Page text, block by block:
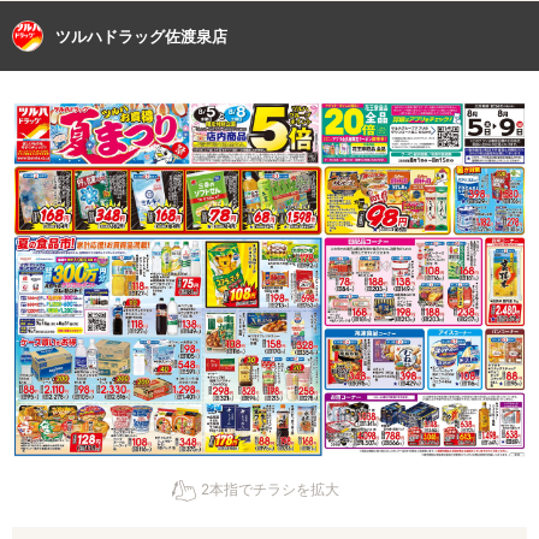
ツルハドラッグ佐渡泉店
2本指でチラシを拡大